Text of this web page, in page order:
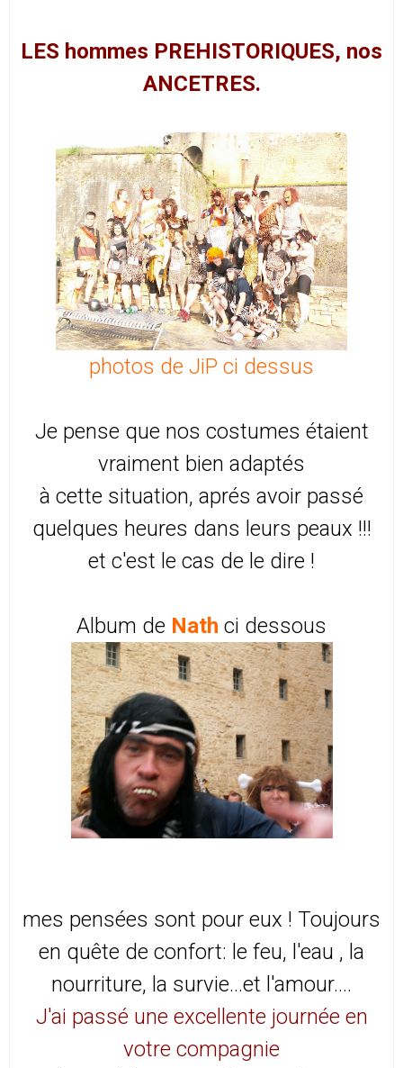
LES hommes PREHISTORIQUES, nos
ANCETRES.
photos de JiP ci dessus
Je pense que nos costumes étaient
vraiment bien adaptés
à cette situation, aprés avoir passé
quelques heures dans leurs peaux !!!
et c'est le cas de le dire !
Album de Nath ci dessous
mes pensées sont pour eux ! Toujours
en quête de confort: le feu, l'eau , la
nourriture, la survie...et l'amour....
J'ai passé une excellente journée en
votre compagnie